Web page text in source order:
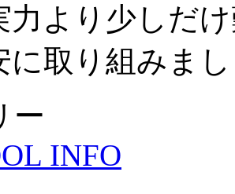
力より少しだ
に取り組みま
ー
INFO